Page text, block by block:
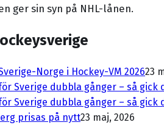
ger sin syn på NHL-lånen.
Norge i Hockey-VM 202623
Sverige dubbla gånger – så
Sverige dubbla gånger – så
prisas på nytt23 maj, 2026